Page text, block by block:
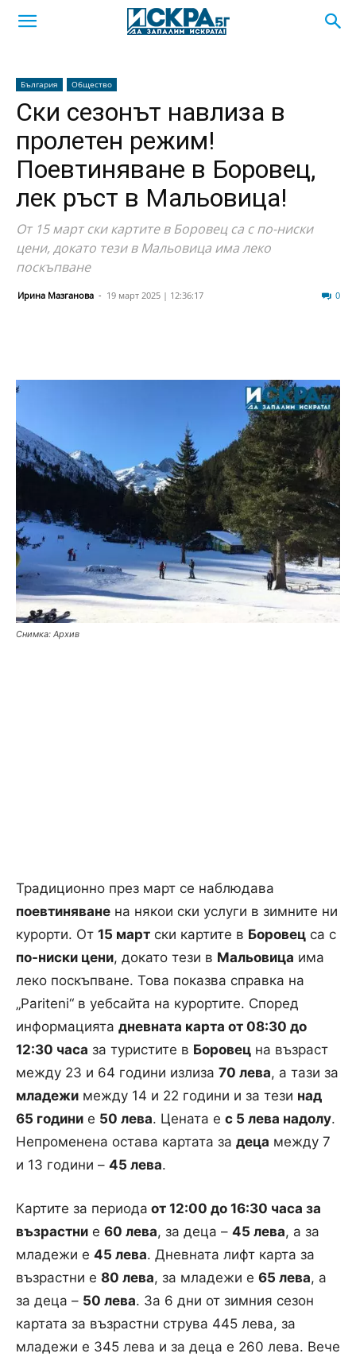
България Общество
Ски сезонът навлиза в
пролетен режим!
Поевтиняване в Боровец,
лек ръст в Мальовица!
От 15 март ски картите в Боровец са с по-ниски
цени, докато тези в Мальовица има леко
поскъпване
Ирина Мазганова - 19 март 2025 | 12:36:17 0
Снимка: Архив
Традиционно през март се наблюдава
поевтиняване на някои ски услуги в зимните ни
курорти. От 15 март ски картите в Боровец са с
по-ниски цени, докато тези в Мальовица има
леко поскъпване. Това показва справка на
„Pariteni“ в уебсайта на курортите. Според
информацията дневната карта от 08:30 до
12:30 часа за туристите в Боровец на възраст
между 23 и 64 години излиза 70 лева, а тази за
младежи между 14 и 22 години и за тези над
65 години е 50 лева. Цената е с 5 лева надолу.
Непроменена остава картата за деца между 7
и 13 години – 45 лева.
Картите за периода от 12:00 до 16:30 часа за
възрастни е 60 лева, за деца – 45 лева, а за
младежи е 45 лева. Дневната лифт карта за
възрастни е 80 лева, за младежи е 65 лева, а
за деца – 50 лева. За 6 дни от зимния сезон
картата за възрастни струва 445 лева, за
младежи е 345 лева и за деца е 260 лева. Вече